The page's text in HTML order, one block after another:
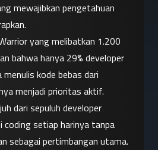
mewajibkan pengetahuan
yang melibatkan 1.200
bahwa hanya 29% developer
kode bebas dari
menjadi prioritas aktif.
dari sepuluh developer
coding setiap harinya tanpa
sebagai pertimbangan utama.